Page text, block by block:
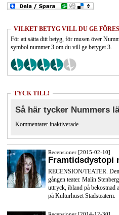
VILKET BETYG VILL DU GE
För att sätta ditt betyg, för musen över
symbol nummer 3 om du vill ge betyget 3.
TYCK TILL!
Så här tycker Nummers
Kommentarer inaktiverade.
Recensioner [2015-02-10]
Framtidsdystopi
RECENSION/TEATER.
gången teater. Malin
uttryck, ibland på bekostnad
på Kulturhuset Stadsteatern.